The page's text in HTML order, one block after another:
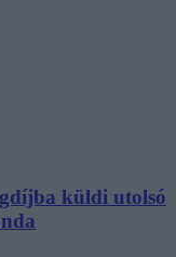
küldi utolsó